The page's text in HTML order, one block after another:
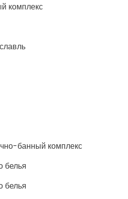
комплекс
банный комплекс
белья
белья